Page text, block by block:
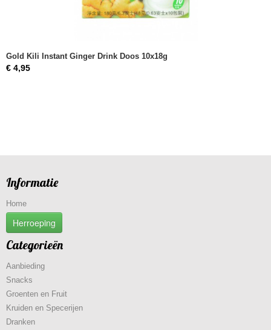
Gold Kili Instant Ginger Drink Doos 10x18g
€ 4,95
Informatie
Home
Herroeping
Categorieën
Aanbieding
Snacks
Groenten en Fruit
Kruiden en Specerijen
Dranken